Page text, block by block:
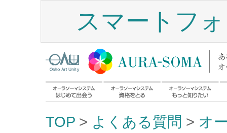
スマートフ
TOP > よくある質問 > オ